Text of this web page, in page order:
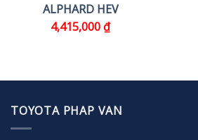
ALPHARD HEV
4,415,000₫
TOYOTA PHAP VAN